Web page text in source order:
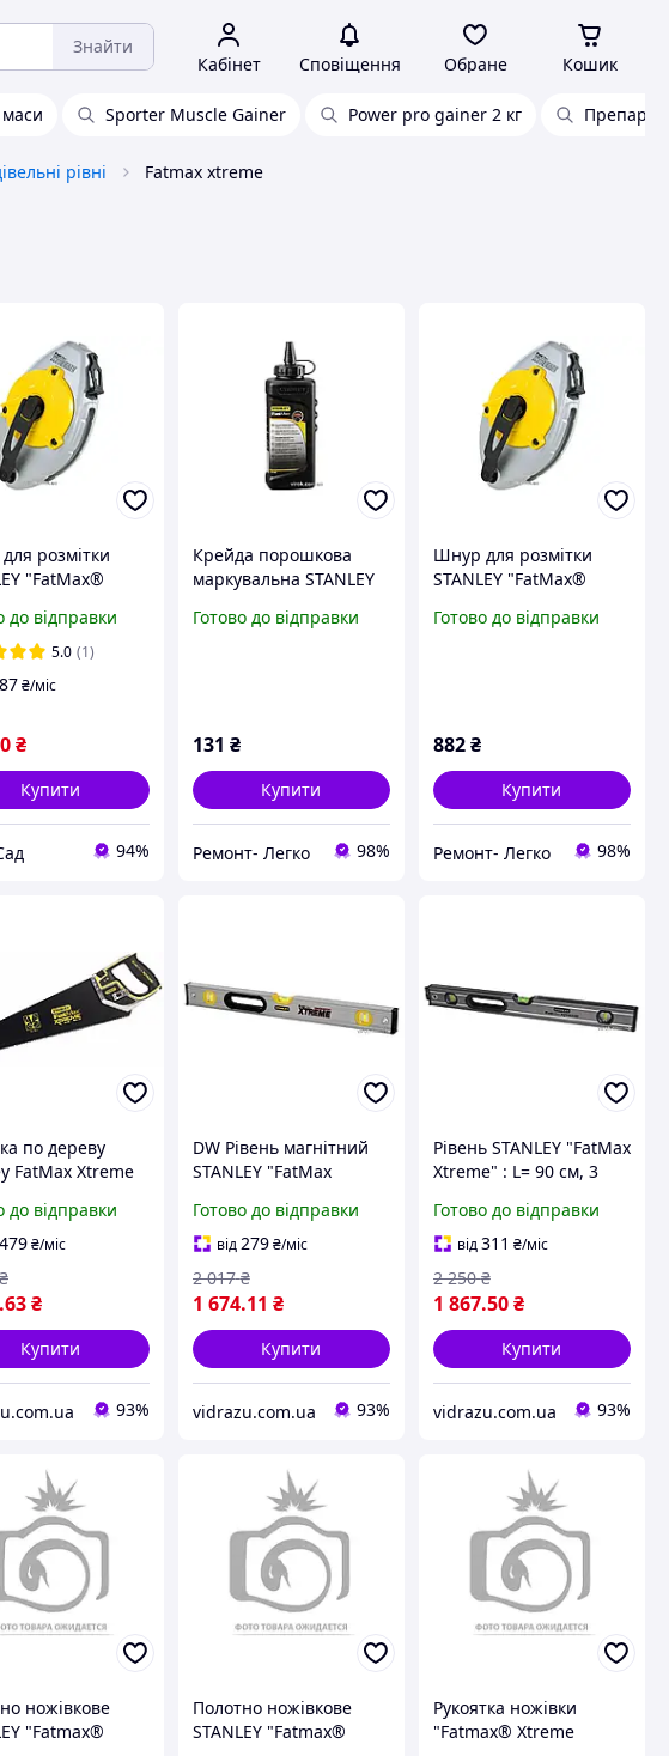
Знайти
Кабінет Сповіщення Обране Кошик
Sporter Muscle Gainer Power pro gainer 2 кг
рівні Fatmax xtreme
розмітки
"FatMax®
корпус (0-
до відправки
5.0 (1)
87₴/міс
₴
Купити
94%
Крейда порошкова
маркувальна STANLEY
чорна, 225 гр
Готово до відправки
131 ₴
Купити
Ремонт- Легко 98%
Шнур для розмітки
STANLEY "FatMax®
алюмінієвий корпус
Готово до відправки
882₴
Купити
Ремонт- Легко 98%
по дереву
FatMax Xtreme
Armor: L=
7 зуб/1" vidrazu
выбор
до відправки
479₴/міс
.63₴
₴
Купити
93%
DW Рівень магнітний
STANLEY "FatMax
капсули, 1 ручка
vidrazu - роби вибір
Готово до відправки
від279 ₴/міс
1 674.11 ₴
2 017 ₴
Купити
vidrazu.com.ua 93%
Рівень STANLEY "FatMax
Xtreme" : L= 90 см, 3
алюміній + пластик DW
vidrazu - роби вибір
Готово до відправки
від311 ₴/міс
1 867.50₴
2 250 ₴
Купити
vidrazu.com.ua 93%
ножівкове
"Fatmax®
Полотно ножівкове
STANLEY "Fatmax®
Рукоятка ножівки
"Fatmax® Xtreme